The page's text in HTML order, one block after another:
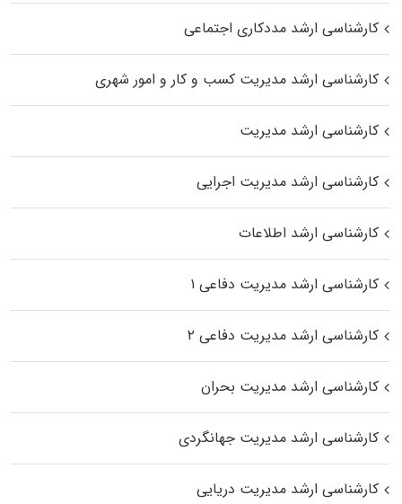
کارشناسی ارشد مددکاری اجتماعی
کارشناسی ارشد مدیریت کسب و کار و امور شهری
کارشناسی ارشد مدیریت
کارشناسی ارشد مدیریت اجرایی
کارشناسی ارشد اطلاعات
کارشناسی ارشد مدیریت دفاعی ۱
کارشناسی ارشد مدیریت دفاعی ۲
کارشناسی ارشد مدیریت بحران
کارشناسی ارشد مدیریت جهانگردی
کارشناسی ارشد مدیریت دریایی